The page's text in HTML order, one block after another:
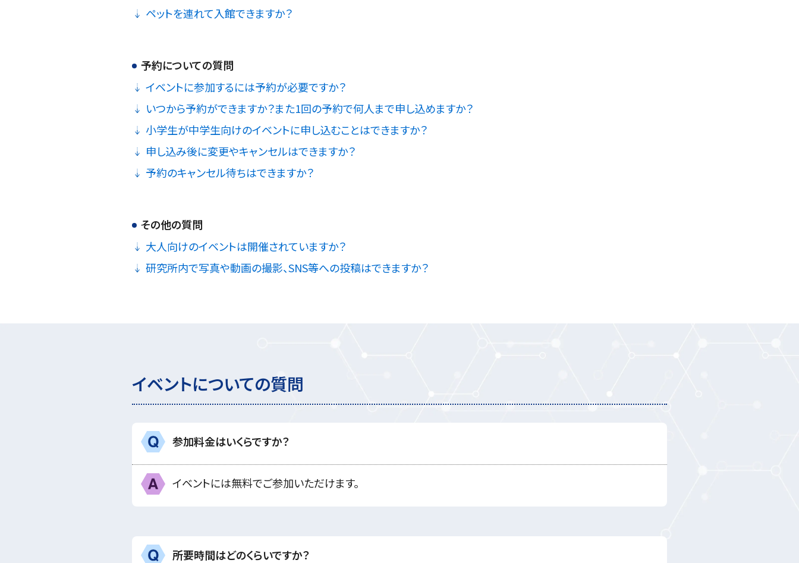
ペットを連れて入館できますか？
予約についての質問
イベントに参加するには予約が必要ですか？
いつから予約ができますか？また1回の予約で何人まで申し込めますか？
小学生が中学生向けのイベントに申し込むことはできますか？
申し込み後に変更やキャンセルはできますか？
予約のキャンセル待ちはできますか？
その他の質問
大人向けのイベントは開催されていますか？
研究所内で写真や動画の撮影、SNS等への投稿はできますか？
イベントについての質問
Q 参加料金はいくらですか？
A イベントには無料でご参加いただけます。
Q 所要時間はどのくらいですか？